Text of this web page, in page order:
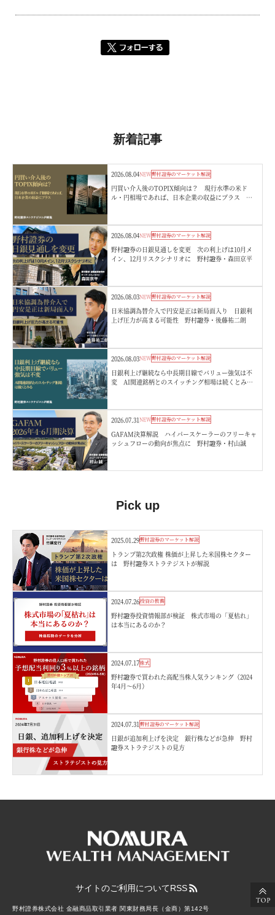
新着記事
2026.08.04NEW野村證券のマーケット解説
円買い介入後のTOPIX傾向は？ 現行水準の米ド
ル・円相場であれば、日本企業の収益にプラス 野
2026.08.04NEW野村證券のマーケット解説
野村證券の日銀見通しを変更 次の利上げは10月メ
イン、12月リスクシナリオに 野村證券・森田京平
2026.08.03NEW野村證券のマーケット解説
日米協調為替介入で円安是正は新局面入り 日銀利
上げ圧力が高まる可能性 野村證券・後藤祐二朗
2026.08.03NEW野村證券のマーケット解説
日銀利上げ継続なら中長期目線でバリュー強気は不
変 AI関連銘柄とのスイッチング相場は続くとみ
2026.07.31NEW野村證券のマーケット解説
GAFAM決算解説 ハイパースケーラーのフリーキャ
ッシュフローの動向が焦点に 野村證券・村山誠
Pick up
2025.01.29野村證券のマーケット解説
トランプ第2次政権 株価が上昇した米国株セクター
は 野村證券ストラテジストが解説
2024.07.26投資の教養
野村證券投資情報部が検証 株式市場の「夏枯れ」
は本当にあるのか？
2024.07.17株式
野村證券で買われた高配当株人気ランキング（2024
年4月～6月）
2024.07.31野村證券のマーケット解説
日銀が追加利上げを決定 銀行株などが急伸 野村
證券ストラテジストの見方
サイトのご利用についてRSS
野村證券株式会社 金融商品取引業者 関東財務局長（金商）第142号